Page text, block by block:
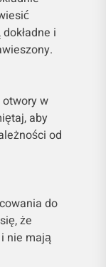
i
w
aby
od
do
że
nie mają